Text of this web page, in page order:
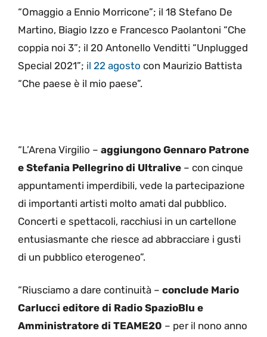
“Omaggio a Ennio Morricone”; il 18 Stefano De
Martino, Biagio Izzo e Francesco Paolantoni “Che
coppia noi 3”; il 20 Antonello Venditti “Unplugged
Special 2021”; il 22 agosto con Maurizio Battista
“Che paese è il mio paese”.
“L’Arena Virgilio – aggiungono Gennaro Patrone
e Stefania Pellegrino di Ultralive – con cinque
appuntamenti imperdibili, vede la partecipazione
di importanti artisti molto amati dal pubblico.
Concerti e spettacoli, racchiusi in un cartellone
entusiasmante che riesce ad abbracciare i gusti
di un pubblico eterogeneo”.
“Riusciamo a dare continuità – conclude Mario
Carlucci editore di Radio SpazioBlu e
Amministratore di TEAME20 – per il nono anno